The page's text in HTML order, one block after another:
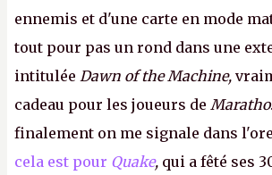
ennemis et d'une carte en mode
tout pour pas un rond dans une
intitulée Dawn of the Machine,
cadeau pour les joueurs de Maratho
finalement on me signale dans
cela est pour Quake, qui a fêté ses